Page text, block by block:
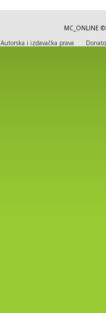
MC_ONLINE
Autorska i izdavačka prava